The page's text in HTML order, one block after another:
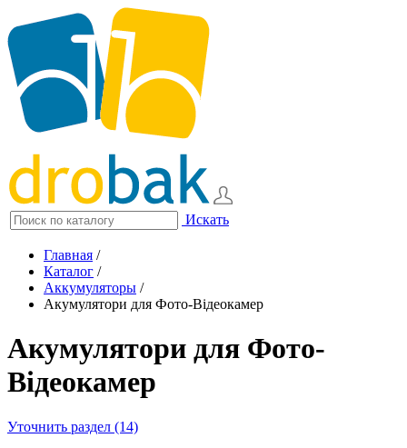
Искать
Главная /
Каталог /
Аккумуляторы /
Акумулятори для Фото-Відеокамер
Акумулятори для Фото-
Відеокамер
Уточнить раздел (14)